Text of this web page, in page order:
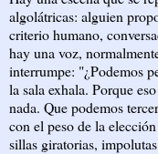
algolátricas: alguien
criterio humano,
hay una voz,
interrumpe: "¿Podemos
la sala exhala. Porque
nada. Que podemos
con el peso de la
sillas giratorias,